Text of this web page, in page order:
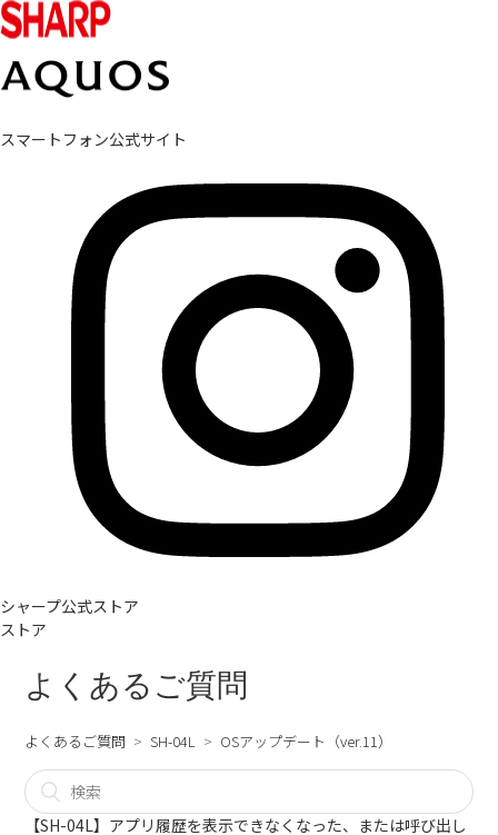
スマートフォン公式サイト
シャープ公式ストア
ストア
よくあるご質問
よくあるご質問 SH-04L OSアップデート（ver.11）
【SH-04L】アプリ履歴を表示できなくなった、または呼び出し